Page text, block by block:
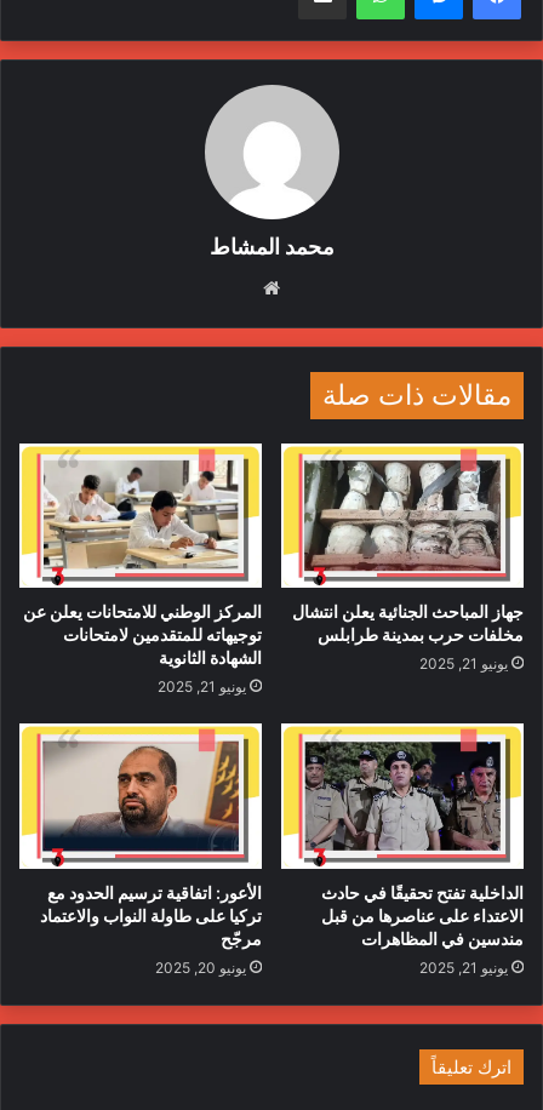
إنه سيلبي دعوة الدبيبة لزيارة ليبيا في “القريب العاجل”، ووجه
الشكر له على “مبادرته وجهوده في دعم الاستقرار والسلام في
السودان والذي ينعكس على أمن واستقرار المنطقة”.
وأشار حميدتي إلى أنه بحث مع الدبيبة “تطورات الأوضاع في
السودان ورؤيتنا لحل الأزمة من جذورها، وإعادة بناء السودان على
أسس جديدة عادلة”، مضيفاً: “تطرقنا في الحديث إلى الجهود التي
بذلت من أجل إنهاء الحرب والوصول إلى سلام في البلاد”.
حميدتي طرابلس
محمد المشاط
مقالات ذات صلة
جهاز المباحث الجنائية يعلن انتشال
مخلفات حرب بمدينة طرابلس
يونيو 21, 2025
المركز الوطني للامتحانات يعلن عن
توجيهاته للمتقدمين لامتحانات
الشهادة الثانوية
يونيو 21, 2025
الداخلية تفتح تحقيقًا في حادث
الاعتداء على عناصرها من قبل
مندسين في المظاهرات
يونيو 21, 2025
الأعور: اتفاقية ترسيم الحدود مع
تركيا على طاولة النواب والاعتماد
مرجّح
يونيو 20, 2025
اترك تعليقاً